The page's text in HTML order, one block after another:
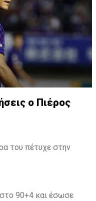
ο Πιέρος
του πέτυχε στην
90+4 και έσωσε